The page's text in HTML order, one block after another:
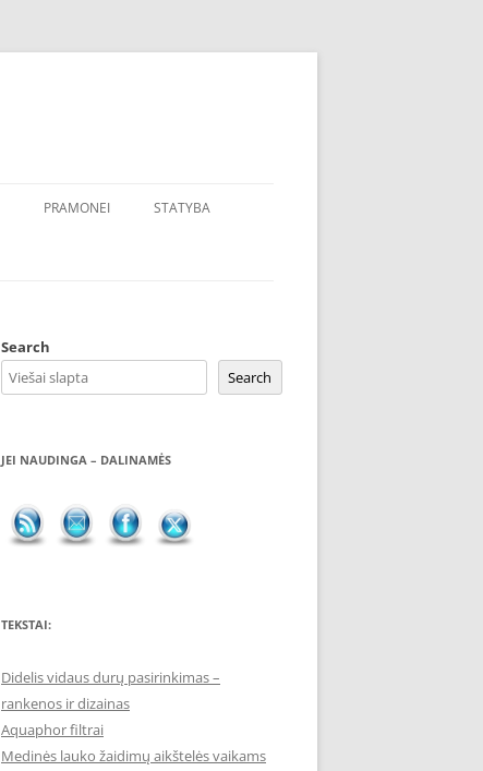
PRAMONEI STATYBA
Search
Search
JEI NAUDINGA – DALINAMĖS
TEKSTAI:
Didelis vidaus durų pasirinkimas –
rankenos ir dizainas
Aquaphor filtrai
Medinės lauko žaidimų aikštelės vaikams